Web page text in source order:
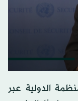
seconds
of
الدولية عبر